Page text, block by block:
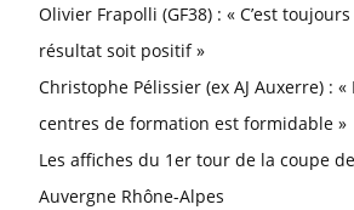
Olivier Frapolli (GF38) : « C’est
résultat soit positif »
Christophe Pélissier (ex AJ Auxerre) :
centres de formation est formidable »
Les affiches du 1er tour de la coupe
Auvergne Rhône-Alpes